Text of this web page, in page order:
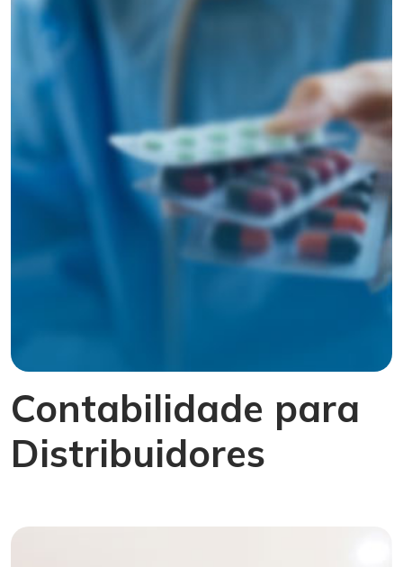
Contabilidade para
Distribuidores